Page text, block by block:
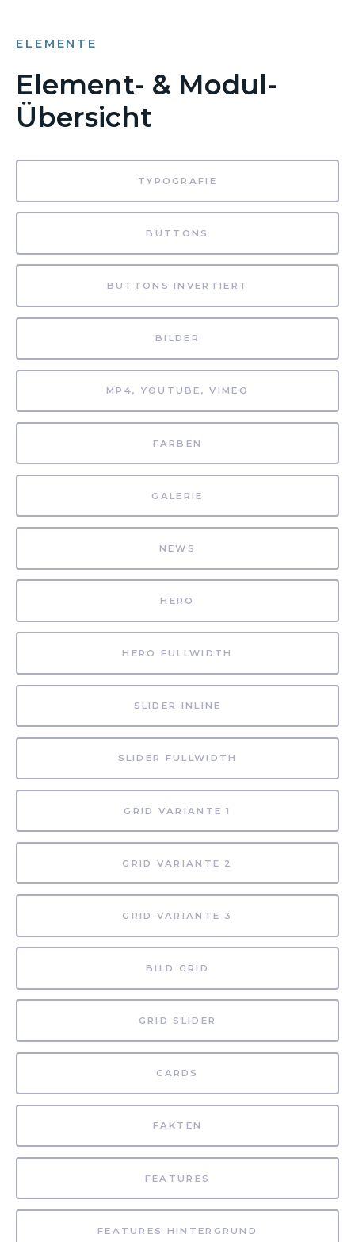
ELEMENTE
Element- & Modul-
Übersicht
TYPOGRAFIE
BUTTONS
BUTTONS INVERTIERT
BILDER
MP4, YOUTUBE, VIMEO
FARBEN
GALERIE
NEWS
HERO
HERO FULLWIDTH
SLIDER INLINE
SLIDER FULLWIDTH
GRID VARIANTE 1
GRID VARIANTE 2
GRID VARIANTE 3
BILD GRID
GRID SLIDER
CARDS
FAKTEN
FEATURES
FEATURES HINTERGRUND